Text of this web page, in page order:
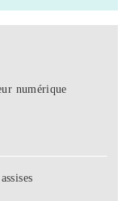
numérique